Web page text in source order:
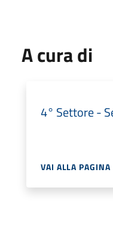
A cura di
4° Settore -
VAI ALLA PAGINA